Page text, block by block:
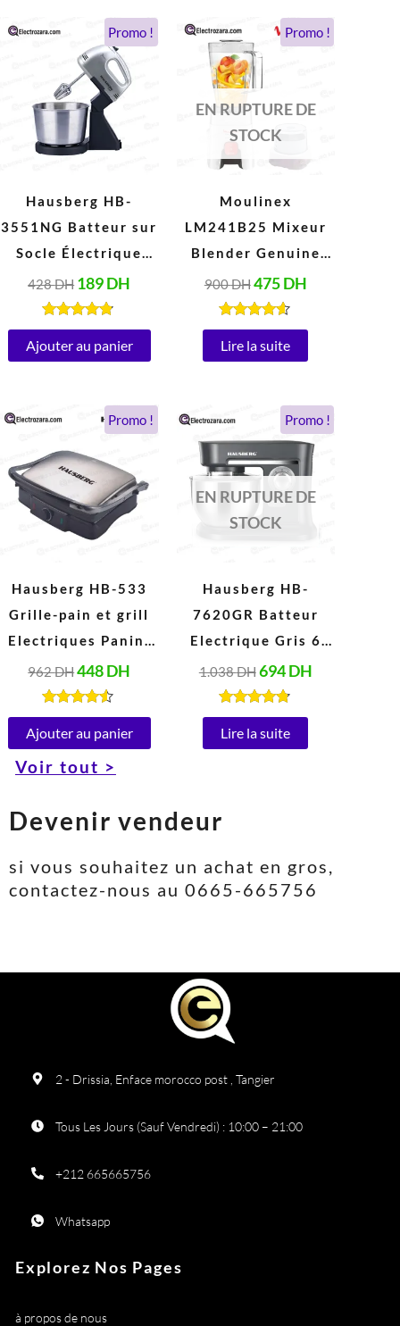
Promo !
Hausberg HB-
3551NG Batteur sur
Socle Électrique
avec Bol 2 Litres
Inox (250W, 220V-
240V, 50/60Hz)
428DH
prix
initial
était :
428 DH.
189DH
Le
prix
est :
Note
4.67
sur 5
Ajouter au panier
Promo !
EN RUPTURE DE
STOCK
Moulinex
LM241B25 Mixeur
Blender Genuine
1,75 Litres (500W,
220V, Blanc)
900DH
prix
initial
était :
900 DH.
475DH
Le
prix
475 DH.
Note
4.47
Lire la suite
Promo !
Hausberg HB-533
Grille-pain et grill
Electriques Panini
en acier Inoxydable
Peut ouvrir à 180°
(1850-2200W, 220-
240V)
962DH
prix
initial
était :
962 DH.
448DH
Le
prix
est :
448 DH.
Note
4.40
sur 5
Ajouter au panier
Promo !
EN RUPTURE DE
STOCK
Hausberg HB-
7620GR Batteur
Electrique Gris 6
Vitesses 5 Litres
(1000W)
1.038DH
prix
initial
était :
1.038 DH.
694DH
Le
prix
actuel
est :
694 DH.
Note
4.67
Lire la suite
Voir tout >
Devenir vendeur
si vous souhaitez un achat en gros,
contactez-nous au 0665-665756
2 - Drissia, Enface morocco post , Tangier
Tous Les Jours (Sauf Vendredi) : 10:00 – 21:00
+212 665665756
Whatsapp
Explorez Nos Pages
à propos de nous